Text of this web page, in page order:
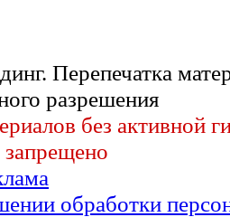
Перепечатка
разрешения
без активной
обработки